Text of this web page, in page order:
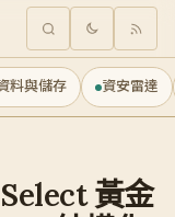
料與儲存 資安雷達
黃金